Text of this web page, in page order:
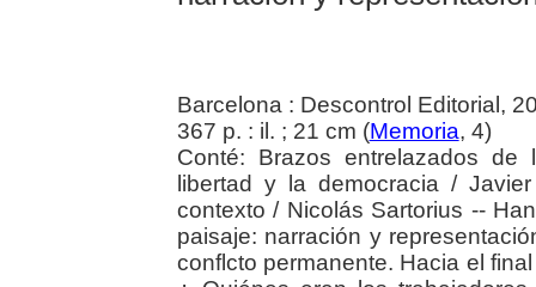
Barcelona : Descontrol Editorial,
367 p. : il. ; 21 cm (Memoria, 4)
Conté: Brazos entrelazados
libertad y la democracia /
contexto / Nicolás Sartorius --
paisaje: narración y
conflcto permanente. Hacia el